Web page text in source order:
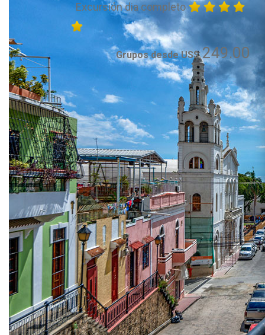
Excursión dia completo
Grupos desde US$249.00